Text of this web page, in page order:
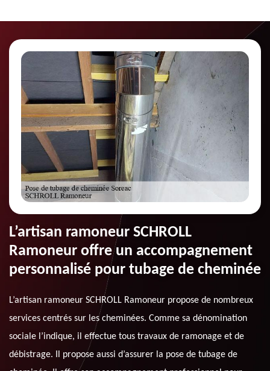
L’artisan ramoneur SCHROLL
Ramoneur offre un accompagnement
personnalisé pour tubage de cheminée
L’artisan ramoneur SCHROLL Ramoneur propose de nombreux
services centrés sur les cheminées. Comme sa dénomination
sociale l’indique, il effectue tous travaux de ramonage et de
débistrage. Il propose aussi d’assurer la pose de tubage de